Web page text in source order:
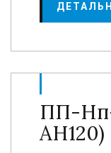
ПП-
АН120)